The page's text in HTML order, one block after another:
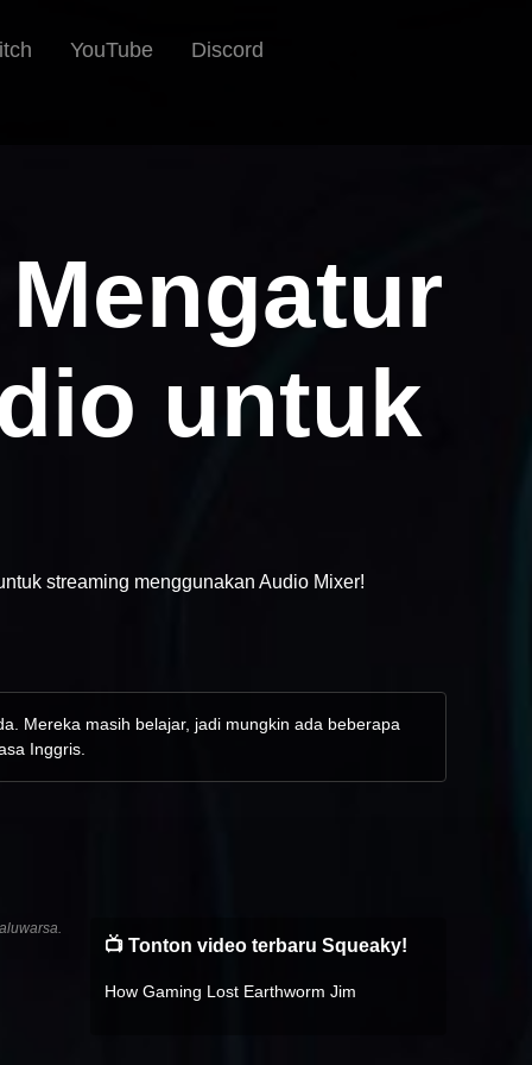
YouTube Discord
untuk
streaming menggunakan Audio Mixer!
Mereka masih belajar, jadi mungkin ada beberapa
Inggris.
📺 Tonton video terbaru Squeaky!
How Gaming Lost Earthworm Jim